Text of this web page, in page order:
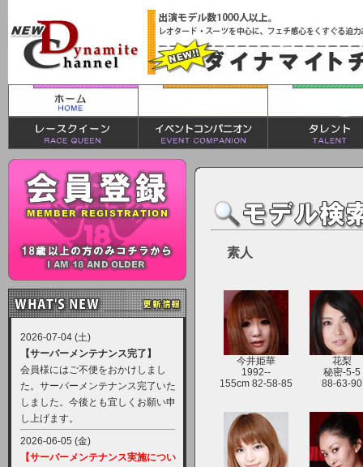
2026-07-04 (土)
【サーバーメンテナンス完了】
会員様にはご不便をおかけしまし
た。サーバーメンテナンス完了いた
しました。今後とも宜しくお願い申
し上げます。
2026-06-05 (金)
【サーバーメンテナンス実施につい
素人
今井姫華
1992--
155cm 82-58-85
花梨
秘密-5-5
88-63-90